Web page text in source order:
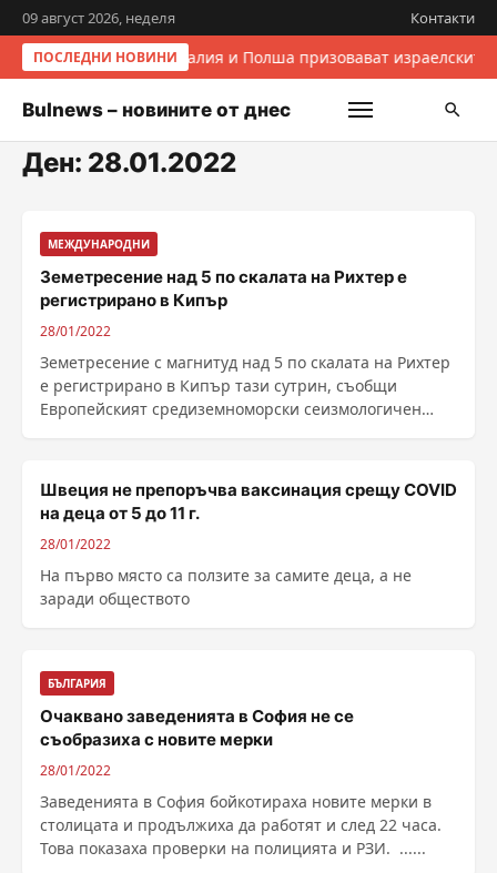
09 август 2026, неделя Контакти
ПОСЛЕДНИ НОВИНИИталия и Полша призовават
Bulnews – новините от днес
Ден: 28.01.2022
МЕЖДУНАРОДНИ
Земетресение над 5 по скалата на Рихтер е
регистрирано в Кипър
28/01/2022
Земетресение с магнитуд над 5 по скалата на Рихтер
е регистрирано в Кипър тази сутрин, съобщи
Европейският средиземноморски сеизмологичен
Швеция не препоръчва ваксинация срещу COVID
на деца от 5 до 11 г.
28/01/2022
На първо място са ползите за самите деца, а не
заради обществото
БЪЛГАРИЯ
Очаквано заведенията в София не се
съобразиха с новите мерки
28/01/2022
Заведенията в София бойкотираха новите мерки в
столицата и продължиха да работят и след 22 часа.
Това показаха проверки на полицията и РЗИ. ......